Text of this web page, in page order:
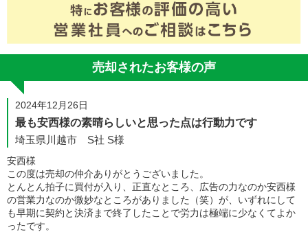
売却されたお客様の声
2024年12月26日
最も安西様の素晴らしいと思った点は行動力です
埼玉県川越市 S社 S様
安西様
この度は売却の仲介ありがとうございました。
とんとん拍子に買付が入り、正直なところ、広告の力なのか安西様
の営業力なのか微妙なところがありました（笑）が、いずれにして
も早期に契約と決済まで終了したことで労力は極端に少なくてよか
ったです。